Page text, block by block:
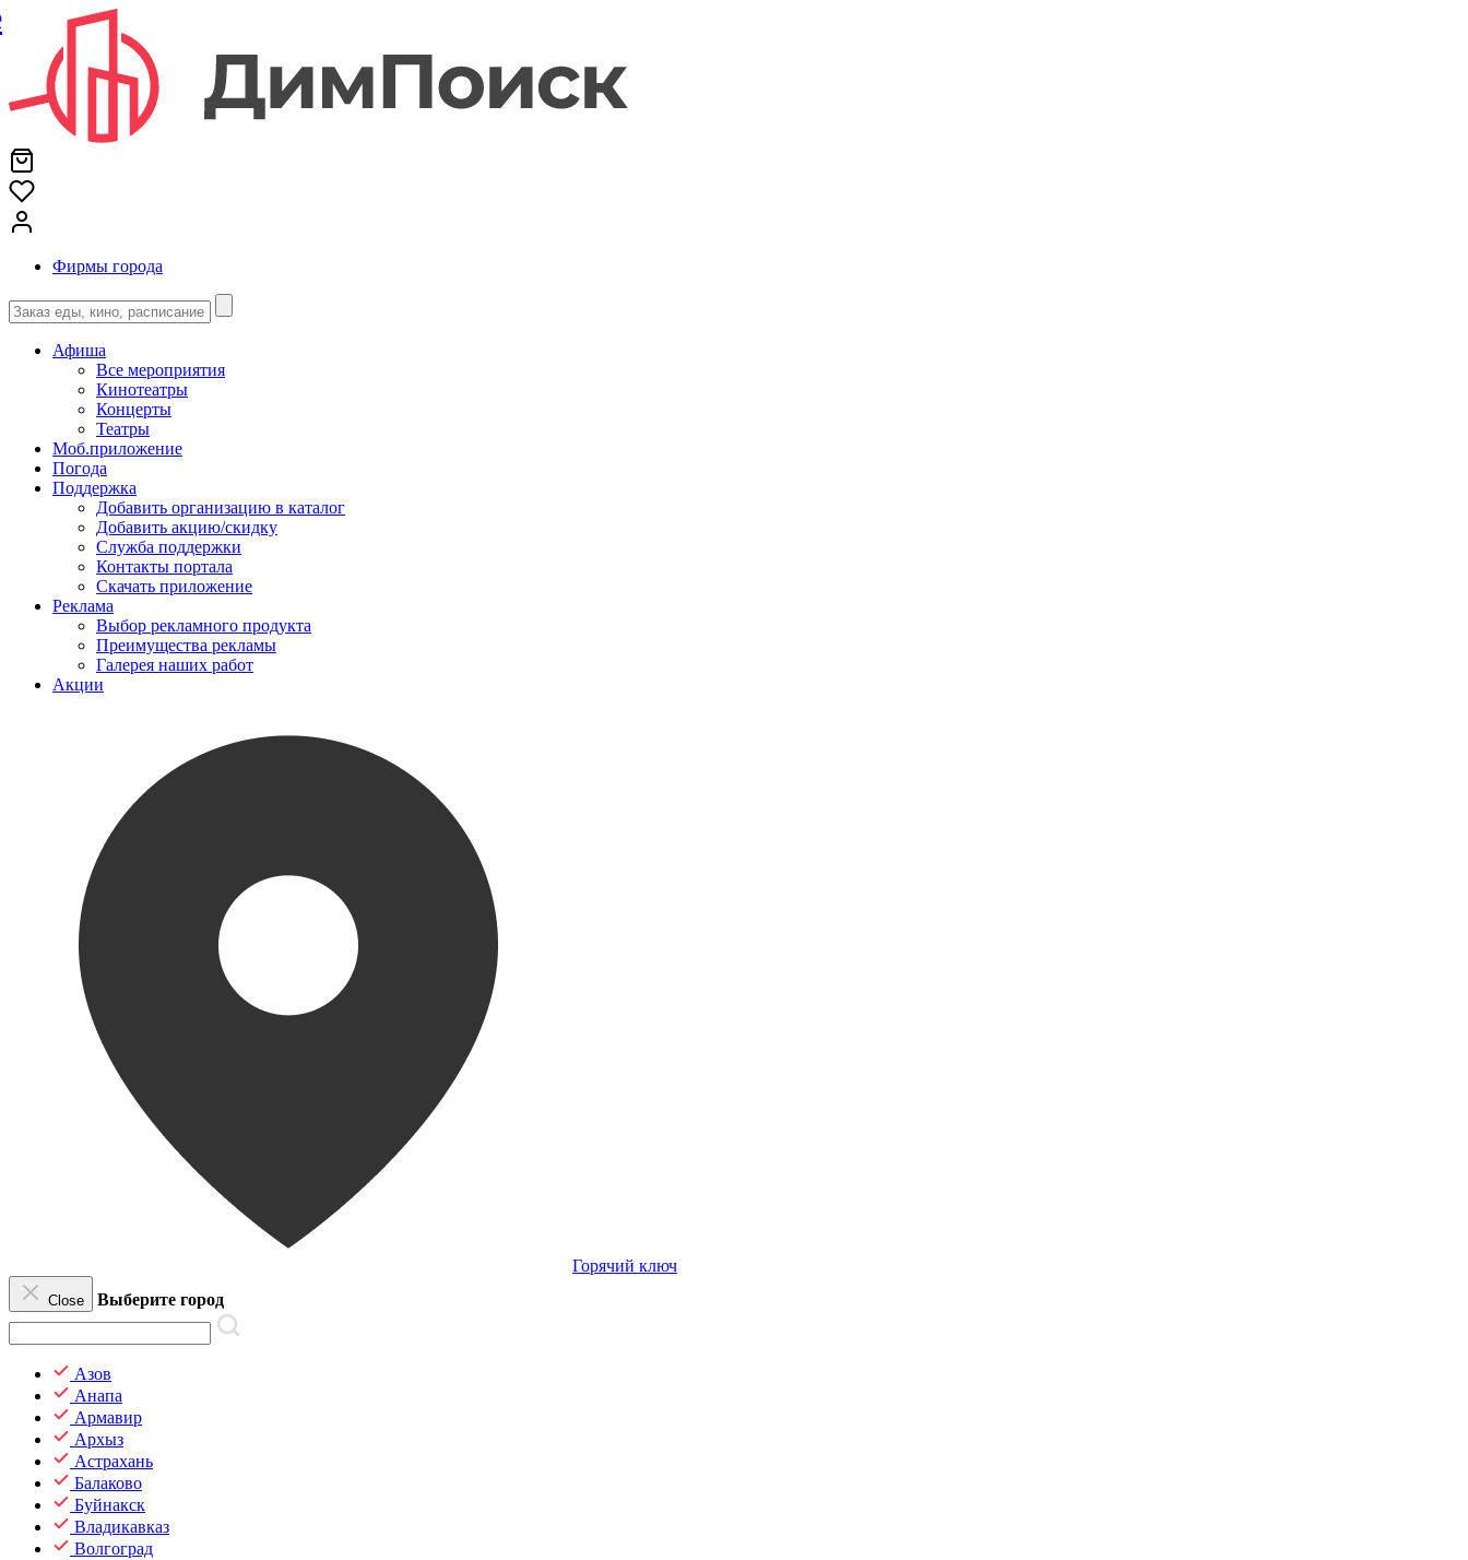
Фирмы города
Афиша
Все мероприятия
Кинотеатры
Концерты
Театры
Моб.приложение
Погода
Поддержка
Добавить организацию в каталог
Добавить акцию/скидку
Служба поддержки
Контакты портала
Скачать приложение
Реклама
Выбор рекламного продукта
Преимущества рекламы
Галерея наших работ
Акции
Горячий ключ
Close Выберите город
Азов
Анапа
Армавир
Архыз
Астрахань
Балаково
Буйнакск
Владикавказ
Волгоград